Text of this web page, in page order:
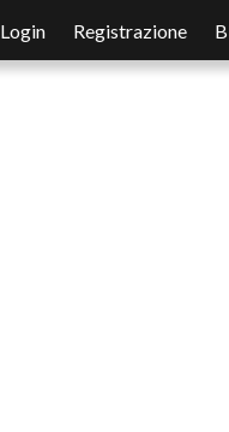
Login Registrazione